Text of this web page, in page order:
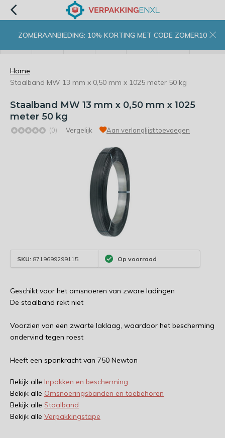
ZOMERAANBIEDING: 10% KORTING MET CODE ZOMER10
Home
Staalband MW 13 mm x 0,50 mm x 1025 meter 50 kg
Staalband MW 13 mm x 0,50 mm x 1025
meter 50 kg
(0) Vergelijk Aan verlanglijst toevoegen
SKU: 8719699299115 Op voorraad
Geschikt voor het omsnoeren van zware ladingen
De staalband rekt niet
Voorzien van een zwarte laklaag, waardoor het bescherming
ondervind tegen roest
Heeft een spankracht van 750 Newton
Bekijk alle Inpakken en bescherming
Bekijk alle Omsnoeringsbanden en toebehoren
Bekijk alle Staalband
Bekijk alle Verpakkingstape